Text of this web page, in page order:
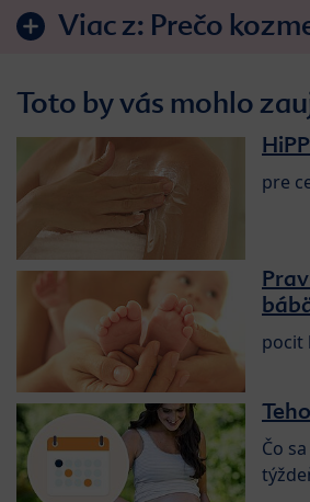
Viac z: Prečo
Toto by vás mohlo
pre
pocit
Čo